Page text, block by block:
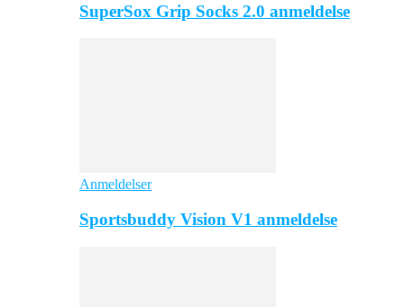
SuperSox Grip Socks 2.0 anmeldelse
Anmeldelser
Sportsbuddy Vision V1 anmeldelse